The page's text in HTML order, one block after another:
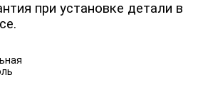
при установке детали в